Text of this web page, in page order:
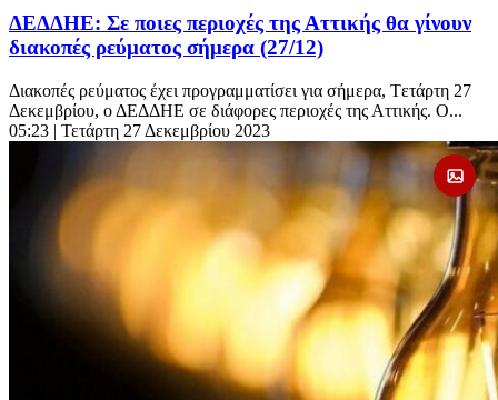
ΔΕΔΔΗΕ: Σε ποιες περιοχές της Αττικής θα γίνουν
διακοπές ρεύματος σήμερα (27/12)
Διακοπές ρεύματος έχει προγραμματίσει για σήμερα, Tετάρτη 27
Δεκεμβρίου, ο ΔΕΔΔΗΕ σε διάφορες περιοχές της Αττικής. Ο...
05:23 | Τετάρτη 27 Δεκεμβρίου 2023